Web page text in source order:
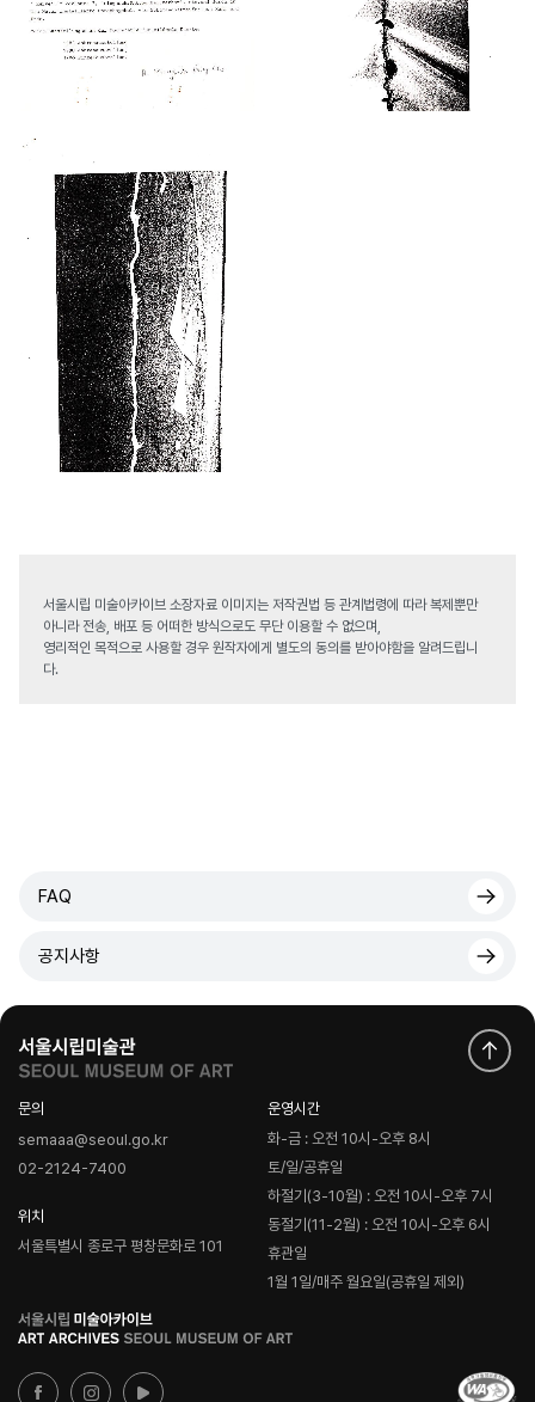
서울시립 미술아카이브 소장자료 이미지는 저작권법 등 관계법령에 따라 복제뿐만
아니라 전송, 배포 등 어떠한 방식으로도 무단 이용할 수 없으며,
영리적인 목적으로 사용할 경우 원작자에게 별도의 동의를 받아야함을 알려드립니
다.
FAQ
공지사항
문의
semaaa@seoul.go.kr
02-2124-7400
위치
서울특별시 종로구 평창문화로 101
운영시간
화-금 : 오전 10시-오후 8시
토/일/공휴일
하절기(3-10월) : 오전 10시-오후 7시
동절기(11-2월) : 오전 10시-오후 6시
휴관일
1월 1일/매주 월요일(공휴일 제외)
로
고